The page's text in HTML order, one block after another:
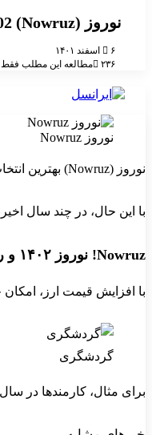
نوروز (Nowruz) 1402، کاهش قدرت سفر در کشور و راهکارهایی برای تقویت بخش گردشگری
۶ اسفند ۱۴۰۱
۲۳۶
مطالعه این مطلب فقط ۵ دقیقه زمان نیاز دارد!
نوروز Nowruz
نوروز (Nowruz) بهترین انتخاب مردم ایران باستان برای آغاز سال است، چراکه هم‌زمانی آن با بهار و سرزندگی طبیعی، بهترین انطباق را با واژه آغاز دارد. تعطیلات بلندمدت نوروز همیشه همراه با سفرهای دسته‌جمعی، طولانی و هزینه‌بر برای مردم ایران بوده است.
با این حال، در چند سال
Nowruz! نوروز ۱۴۰۲ و رنگ و شکل سفرها
با افزایش قیمت ارز، امکان خرید تورهای خارجی
گردشگری
برای مثال، کارمندها در سال